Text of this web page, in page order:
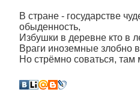
В стране - государстве
обыденность,
Избушки в деревне кто в
Враги иноземные злобно
Но стрёмно соваться,